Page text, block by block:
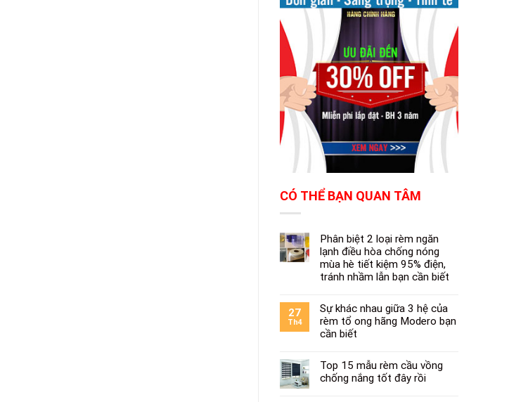
CÓ THỂ BẠN QUAN TÂM
Phân biệt 2 loại rèm ngăn
lạnh điều hòa chống nóng
mùa hè tiết kiệm 95% điện,
tránh nhầm lẫn bạn cần biết
27
Th4
Sự khác nhau giữa 3 hệ của
rèm tổ ong hãng Modero bạn
cần biết
Top 15 mẫu rèm cầu vồng
chống nắng tốt đây rồi